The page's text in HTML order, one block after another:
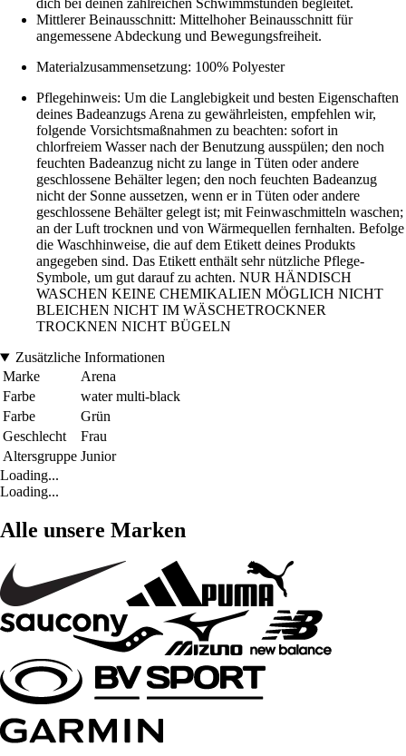
dich bei deinen zahlreichen Schwimmstunden begleitet.
Mittlerer Beinausschnitt: Mittelhoher Beinausschnitt für
angemessene Abdeckung und Bewegungsfreiheit.
Materialzusammensetzung: 100% Polyester
Pflegehinweis: Um die Langlebigkeit und besten Eigenschaften
deines Badeanzugs Arena zu gewährleisten, empfehlen wir,
folgende Vorsichtsmaßnahmen zu beachten: sofort in
chlorfreiem Wasser nach der Benutzung ausspülen; den noch
feuchten Badeanzug nicht zu lange in Tüten oder andere
geschlossene Behälter legen; den noch feuchten Badeanzug
nicht der Sonne aussetzen, wenn er in Tüten oder andere
geschlossene Behälter gelegt ist; mit Feinwaschmitteln waschen;
an der Luft trocknen und von Wärmequellen fernhalten. Befolge
die Waschhinweise, die auf dem Etikett deines Produkts
angegeben sind. Das Etikett enthält sehr nützliche Pflege-
Symbole, um gut darauf zu achten. NUR HÄNDISCH
WASCHEN KEINE CHEMIKALIEN MÖGLICH NICHT
BLEICHEN NICHT IM WÄSCHETROCKNER
TROCKNEN NICHT BÜGELN
Zusätzliche Informationen
Marke
Arena
Farbe
water multi-black
Farbe
Grün
Geschlecht
Frau
Altersgruppe Junior
Loading...
Loading...
Alle unsere Marken